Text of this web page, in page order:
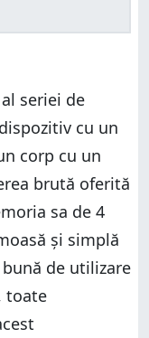
seriei de
cu un
corp cu un
brută oferită
sa de 4
și simplă
de utilizare
toate